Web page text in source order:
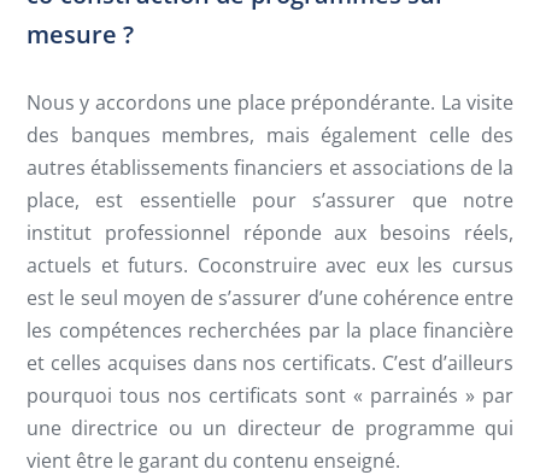
mesure ?
Nous y accordons une place prépondérante. La visite
des banques membres, mais également celle des
autres établissements financiers et associations de la
place, est essentielle pour s’assurer que notre
institut professionnel réponde aux besoins réels,
actuels et futurs. Coconstruire avec eux les cursus
est le seul moyen de s’assurer d’une cohérence entre
les compétences recherchées par la place financière
et celles acquises dans nos certificats. C’est d’ailleurs
pourquoi tous nos certificats sont « parrainés » par
une directrice ou un directeur de programme qui
vient être le garant du contenu enseigné.